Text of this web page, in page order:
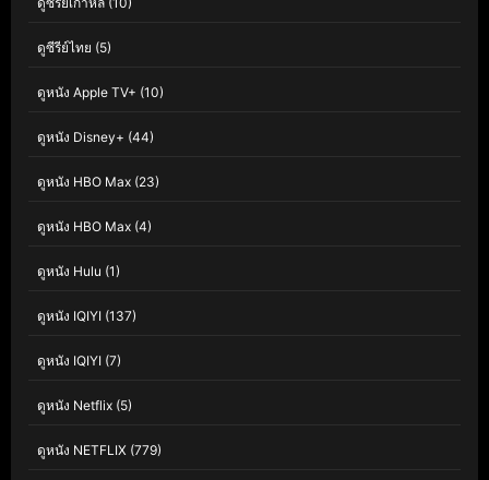
ดูซีรีย์ไทย (5)
ดูหนัง Apple TV+ (10)
ดูหนัง Disney+ (44)
ดูหนัง HBO Max (23)
ดูหนัง HBO Max (4)
ดูหนัง Hulu (1)
ดูหนัง IQIYI (137)
ดูหนัง IQIYI (7)
ดูหนัง Netflix (5)
ดูหนัง NETFLIX (779)